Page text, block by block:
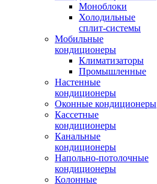
Моноблоки
Холодильные
сплит-системы
Мобильные
кондиционеры
Климатизаторы
Промышленные
Настенные
кондиционеры
Оконные кондиционеры
Кассетные
кондиционеры
Канальные
кондиционеры
Напольно-потолочные
кондиционеры
Колонные